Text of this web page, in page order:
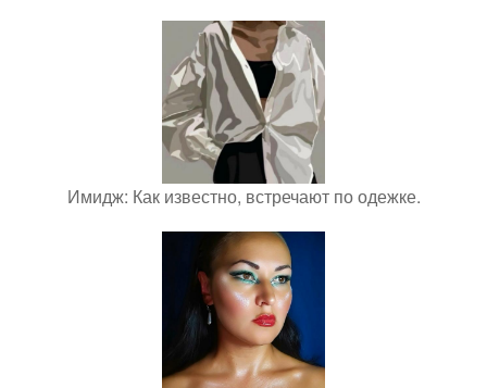
Имидж: Как известно, встречают по одежке.